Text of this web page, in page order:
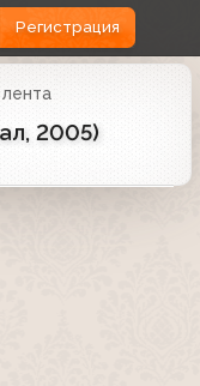
Регистрация
2005)